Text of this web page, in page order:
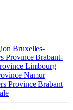
Bruxelles-
Province Brabant-
Limbourg
Namur
Province Brabant